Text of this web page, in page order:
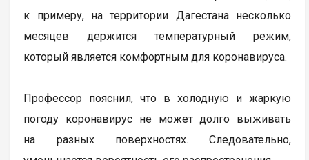
к примеру, на территории Дагестана несколько
месяцев держится температурный режим,
который является комфортным для коронавируса.
Профессор пояснил, что в холодную и жаркую
погоду коронавирус не может долго выживать
на разных поверхностях. Следовательно,